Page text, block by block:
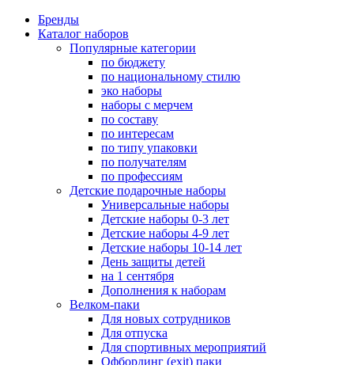
Бренды
Каталог наборов
Популярные категории
по бюджету
по национальному стилю
эко наборы
наборы с мерчем
по составу
по интересам
по типу упаковки
по получателям
по профессиям
Детские подарочные наборы
Универсальные наборы
Детские наборы 0-3 лет
Детские наборы 4-9 лет
Детские наборы 10-14 лет
День защиты детей
на 1 сентября
Дополнения к наборам
Велком-паки
Для новых сотрудников
Для отпуска
Для спортивных мероприятий
Офбординг (exit) паки